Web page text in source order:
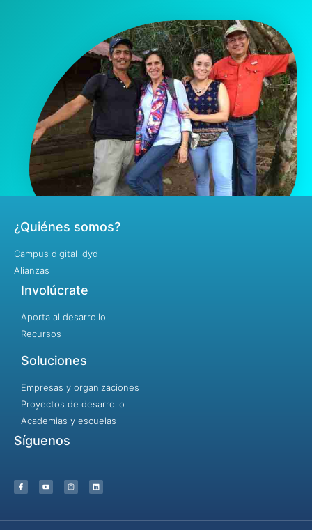
¿Quiénes somos?
Campus digital idyd
Alianzas
Involúcrate
Aporta al desarrollo
Recursos
Soluciones
Empresas y organizaciones
Proyectos de desarrollo
Academias y escuelas
Síguenos